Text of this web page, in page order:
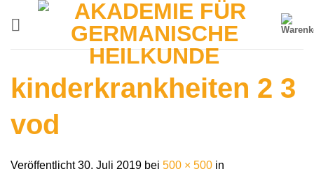
kinderkrankheiten 2 3
vod
Veröffentlicht30. Juli 2019 bei 500 × 500 in